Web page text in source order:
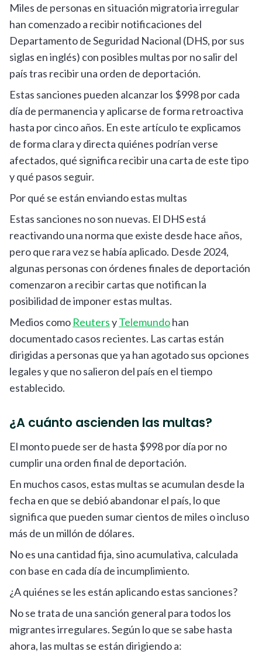
Miles de personas en situación migratoria irregular
han comenzado a recibir notificaciones del
Departamento de Seguridad Nacional (DHS, por sus
siglas en inglés) con posibles multas por no salir del
país tras recibir una orden de deportación.
Estas sanciones pueden alcanzar los $998 por cada
día de permanencia y aplicarse de forma retroactiva
hasta por cinco años. En este artículo te explicamos
de forma clara y directa quiénes podrían verse
afectados, qué significa recibir una carta de este tipo
y qué pasos seguir.
Por qué se están enviando estas multas
Estas sanciones no son nuevas. El DHS está
reactivando una norma que existe desde hace años,
pero que rara vez se había aplicado. Desde 2024,
algunas personas con órdenes finales de deportación
comenzaron a recibir cartas que notifican la
posibilidad de imponer estas multas.
Medios como ReutersyTelemundohan
documentado casos recientes. Las cartas están
dirigidas a personas que ya han agotado sus opciones
legales y que no salieron del país en el tiempo
establecido.
¿A cuánto ascienden las multas?
El monto puede ser de hasta $998 por día por no
cumplir una orden final de deportación.
En muchos casos, estas multas se acumulan desde la
fecha en que se debió abandonar el país, lo que
significa que pueden sumar cientos de miles o incluso
más de un millón de dólares.
No es una cantidad fija, sino acumulativa, calculada
con base en cada día de incumplimiento.
¿A quiénes se les están aplicando estas sanciones?
No se trata de una sanción general para todos los
migrantes irregulares. Según lo que se sabe hasta
ahora, las multas se están dirigiendo a: